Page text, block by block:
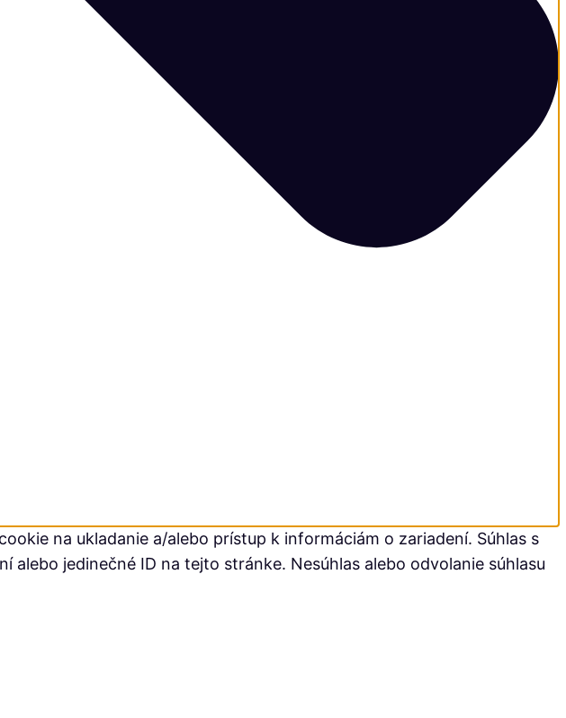
na ukladanie a/alebo prístup k informáciám o zariadení. Súhlas s
jedinečné ID na tejto stránke. Nesúhlas alebo odvolanie súhlasu